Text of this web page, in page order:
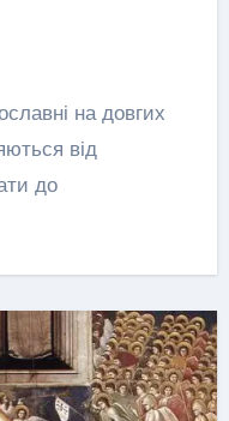
від
до